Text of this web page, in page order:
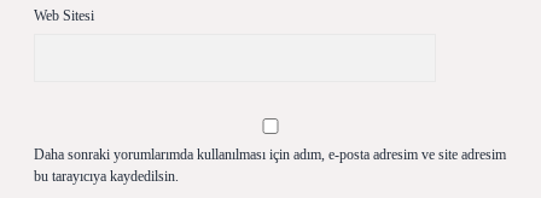
Web Sitesi
Daha sonraki yorumlarımda kullanılması için adım, e-posta adresim ve site adresim
bu tarayıcıya kaydedilsin.